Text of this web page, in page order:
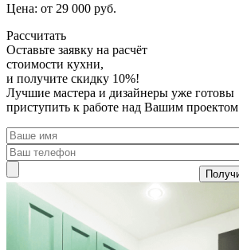
Цена: от 29 000 руб.
Рассчитать
Оставьте заявку на расчёт
стоимости кухни,
и получите скидку 10%!
Лучшие мастера и дизайнеры уже готовы
приступить к работе над Вашим проектом